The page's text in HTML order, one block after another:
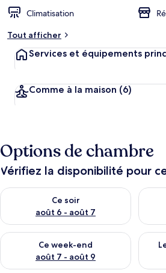
Climatisation
Tout afficher
Services et équipements
Comme à la maison (6)
Options de chambre
Vérifiez la disponibilité pour
Ce soir
août 6 - août 7
Vérifier la disponibilité pour ce soir
Ce week-end
août 7 - août 9
Vérifier la disponibilité pour ce week-